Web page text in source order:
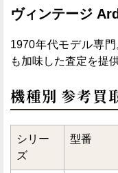
ヴィンテージ
1970年代モデル専
も加味した査定を提
機種別 参考買
シリー
ズ
型番